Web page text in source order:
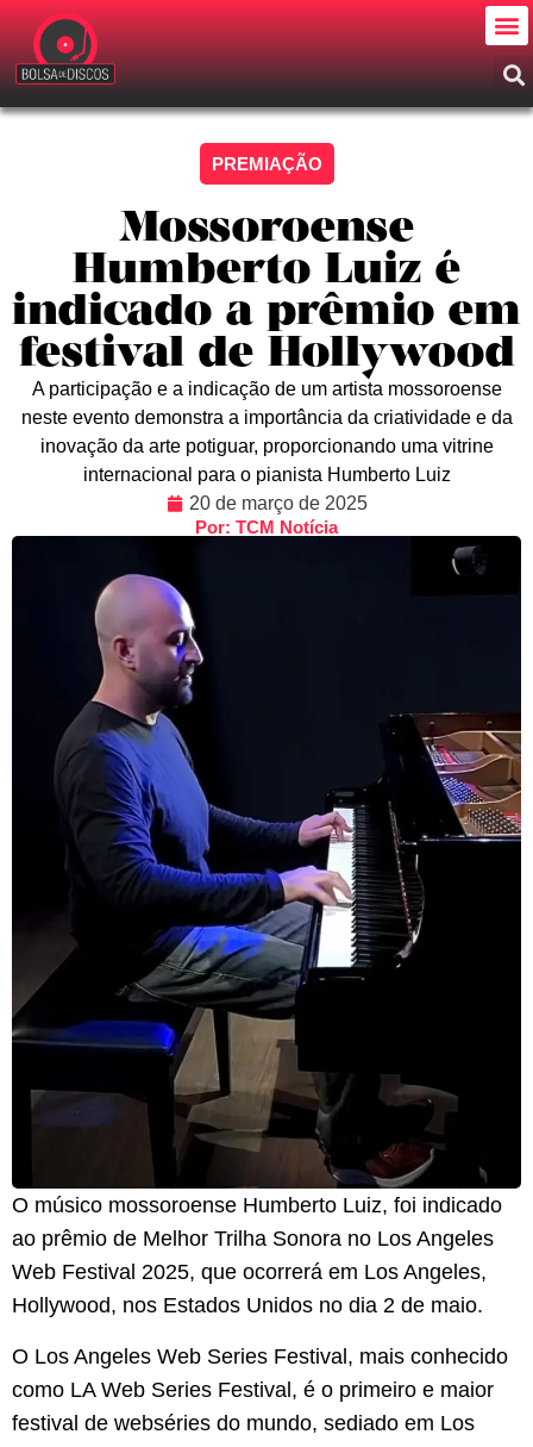
PREMIAÇÃO
Mossoroense
Humberto Luiz é
indicado a prêmio em
festival de Hollywood
A participação e a indicação de um artista mossoroense
neste evento demonstra a importância da criatividade e da
inovação da arte potiguar, proporcionando uma vitrine
internacional para o pianista Humberto Luiz
20 de março de 2025
Por: TCM Notícia
O músico mossoroense Humberto Luiz, foi indicado
ao prêmio de Melhor Trilha Sonora no Los Angeles
Web Festival 2025, que ocorrerá em Los Angeles,
Hollywood, nos Estados Unidos no dia 2 de maio.
O Los Angeles Web Series Festival, mais conhecido
como LA Web Series Festival, é o primeiro e maior
festival de webséries do mundo, sediado em Los